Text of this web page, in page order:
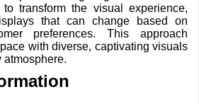
transform the visual experience,
that can change based on
preferences. This approach
with diverse, captivating visuals
atmosphere.